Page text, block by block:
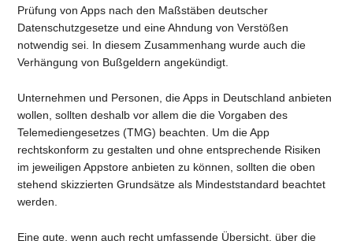
Prüfung von Apps nach den Maßstäben deutscher
Datenschutzgesetze und eine Ahndung von Verstößen
notwendig sei. In diesem Zusammenhang wurde auch die
Verhängung von Bußgeldern angekündigt.
Unternehmen und Personen, die Apps in Deutschland anbieten
wollen, sollten deshalb vor allem die die Vorgaben des
Telemediengesetzes (TMG) beachten. Um die App
rechtskonform zu gestalten und ohne entsprechende Risiken
im jeweiligen Appstore anbieten zu können, sollten die oben
stehend skizzierten Grundsätze als Mindeststandard beachtet
werden.
Eine gute, wenn auch recht umfassende Übersicht, über die